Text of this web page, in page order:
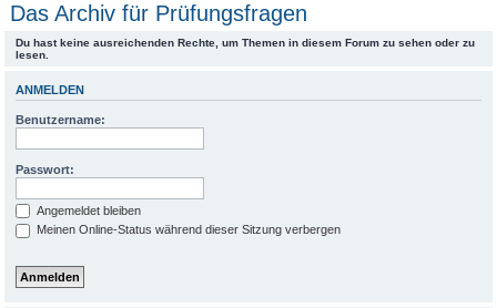
Das Archiv für Prüfungsfragen
Du hast keine ausreichenden Rechte, um Themen in diesem Forum zu sehen oder zu
lesen.
ANMELDEN
Benutzername:
Passwort:
Angemeldet bleiben
Meinen Online-Status während dieser Sitzung verbergen